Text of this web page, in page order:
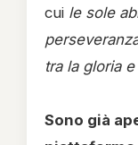
cui le sole
tra la gloria
Sono già